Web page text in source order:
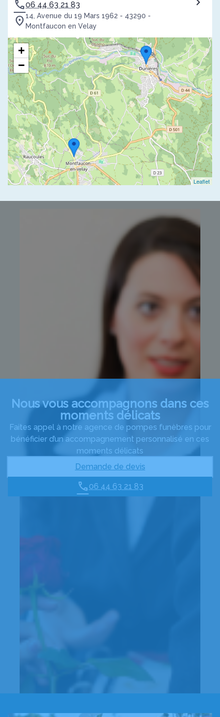
06 44 63 21 83
14, Avenue du 19 Mars 1962 - 43290 -
Montfaucon en Velay
+
−
Leaflet
Nous vous accompagnons dans ces
moments délicats
Faites appel à notre agence de pompes funèbres pour
bénéficier d’un accompagnement personnalisé en ces
moments délicats
Demande de devis
06 44 63 21 83